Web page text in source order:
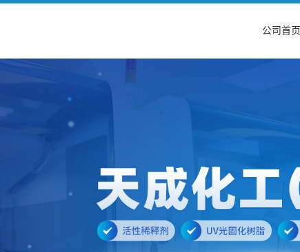
公司首页